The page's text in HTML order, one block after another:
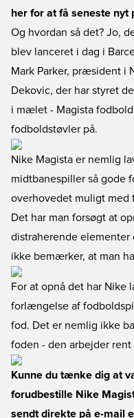
her for at få seneste nyt
Og hvordan så det? Jo,
blev lanceret i dag i
Mark Parker, præsident i
Dekovic, der har styret
i mælet - Magista
fodboldstøvler på.
Nike Magista er nemlig
midtbanespiller så gode
overhovedet muligt med
Det har man forsøgt at
distraherende
ikke bemærker, at man
For at opnå det har Nike
forlængelse af
fod. Det er nemlig ikke
foden - den arbejder
Kunne du tænke dig at
forudbestille Nike
sendt direkte på e-mail